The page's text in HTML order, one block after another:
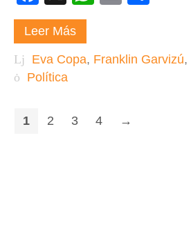
Leer Más
Eva Copa, Franklin Garvizú,
Política
1 2 3 4 →